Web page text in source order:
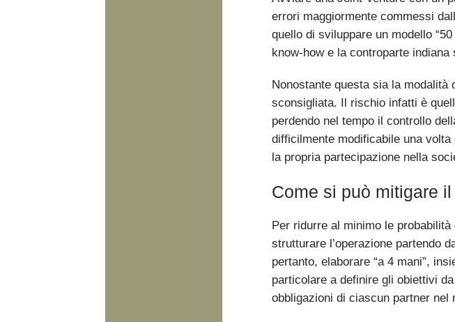
errori maggiormente commessi
quello di sviluppare un modello
know-how e la controparte
Nonostante questa sia la
sconsigliata. Il rischio infatti è
perdendo nel tempo il controllo
difficilmente modificabile una
la propria partecipazione nella
Come si può mitigare
Per ridurre al minimo le
strutturare l’operazione partendo
pertanto, elaborare “a 4 mani”,
particolare a definire gli obiettivi
obbligazioni di ciascun partner nel